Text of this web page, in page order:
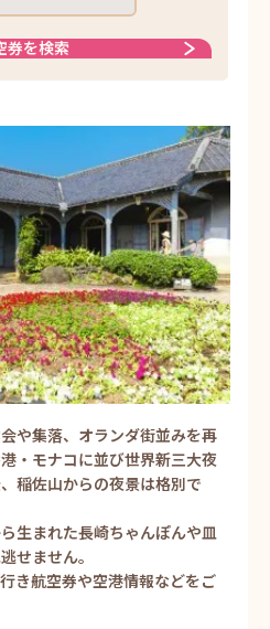
券を検索
や集落、オランダ街並みを再
・モナコに並び世界新三大夜
稲佐山からの夜景は格別で
生まれた長崎ちゃんぽんや皿
せません。
き航空券や空港情報などをご